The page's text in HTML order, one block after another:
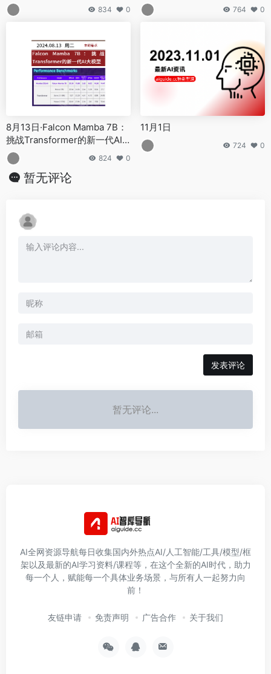
834 0 764 0
8月13日·Falcon Mamba 7B：
挑战Transformer的新一代AI
大模型
824 0
11月1日
724 0
暂无评论
发表评论
暂无评论...
AI全网资源导航每日收集国内外热点AI/人工智能/工具/模型/框
架以及最新的AI学习资料/课程等，在这个全新的AI时代，助力
每一个人，赋能每一个具体业务场景，与所有人一起努力向
前！
友链申请 免责声明 广告合作 关于我们